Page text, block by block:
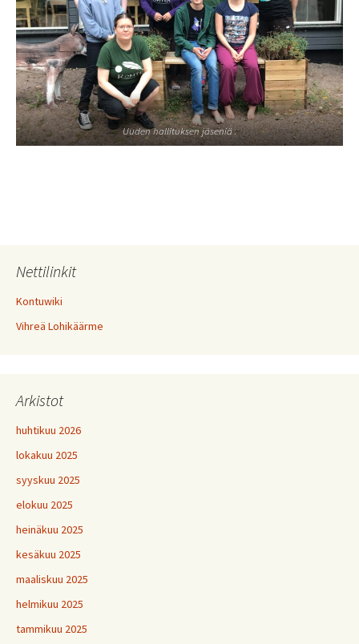
Uuden hallituksen jäseniä .
Nettilinkit
Kontuwiki
Vihreä Lohikäärme
Arkistot
huhtikuu 2026
lokakuu 2025
syyskuu 2025
elokuu 2025
heinäkuu 2025
kesäkuu 2025
maaliskuu 2025
helmikuu 2025
tammikuu 2025